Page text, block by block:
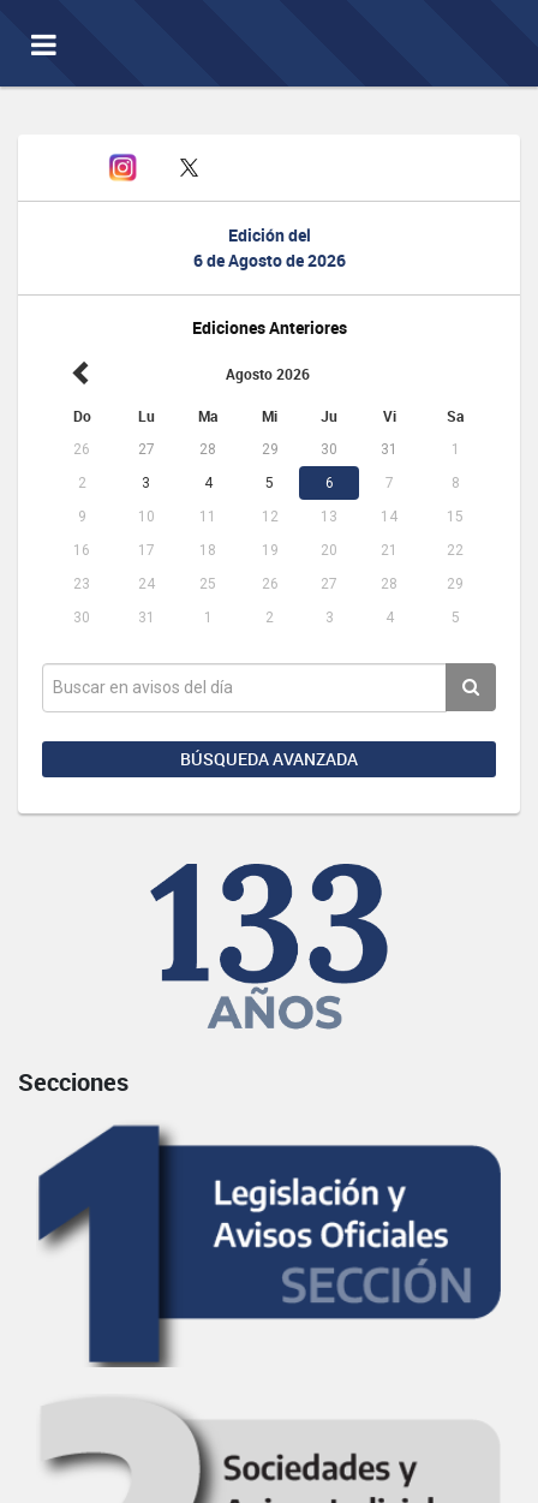
Toggle
navigation
Edición del
6 de Agosto de 2026
Ediciones Anteriores
Agosto 2026
Do Lu Ma Mi Ju Vi Sa
26 27 28 29 30 31
1
2
3 4 5 6 7
8
9
10 11 12 13 14
15
16
17 18 19 20 21
22
23
24 25 26 27 28
29
30
31 1 2 3 4 5
BÚSQUEDA AVANZADA
Secciones